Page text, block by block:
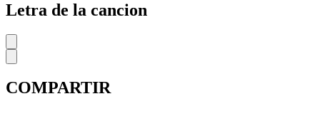
Letra de la cancion
COMPARTIR